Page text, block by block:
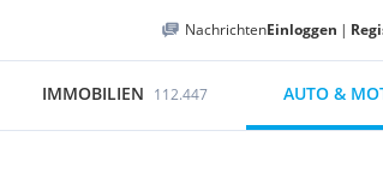
NachrichtenEinloggen |
IMMOBILIEN 112.447 AUTO &